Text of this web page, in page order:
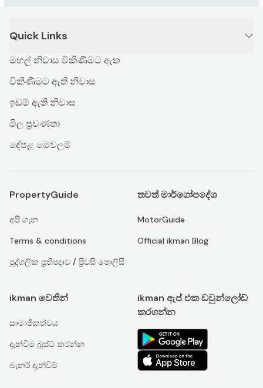
Quick Links
මහල් නිවාස විකිණීමට ඇත
විකිණීමට ඇති නිවාස
ඉඩම් ඇති නිවාස
මිල ප්‍රවණතා
දේපළ මෙවලම්
PropertyGuide
අපි ගැන
Terms & conditions
පුද්ගලික ප්‍රතිපදාව / ප්‍රිවසි පොලිසි
තවත් මාර්ගෝපදේශ
MotorGuide
Official ikman Blog
ikman වෙතින්
සාමාජිකත්වය
දැන්වීම බූස්ට් කරන්න
බැනර් දැන්වීම්
ikman ඇප් එක ඩවුන්ලෝඩ්
කරගන්න